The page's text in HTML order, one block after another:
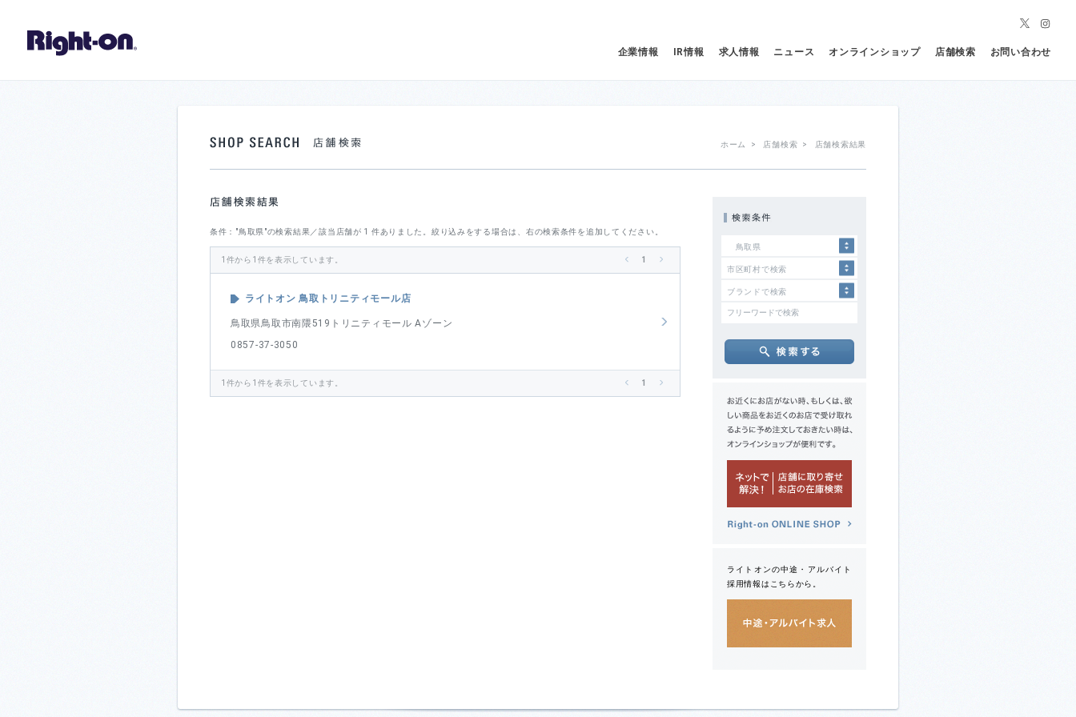
企業情報 IR情報 求人情報 ニュース オンラインショップ 店舗検索 お問い合わせ
ホーム > 店舗検索 > 店舗検索結果
鳥取県
市区町村で検索
ブランドで検索
ライトオンの中途・アルバイト
採用情報はこちらから。
条件："鳥取県"の検索結果／該当店舗が 1 件ありました。絞り込みをする場合は、右の検索条件を追加してください。
1
1件から1件を表示しています。
ライトオン 鳥取トリニティモール店
鳥取県鳥取市南隈519トリニティモール Aゾーン
0857-37-3050
1
1件から1件を表示しています。